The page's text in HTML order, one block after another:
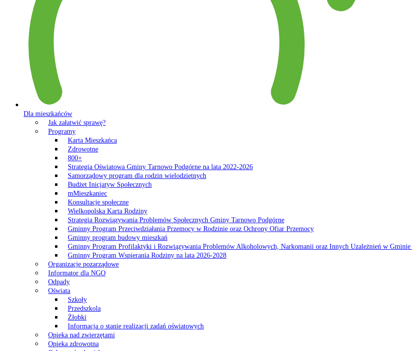
Dla mieszkańców
Jak załatwić sprawę?
Programy
Karta Mieszkańca
Zdrowotne
800+
Strategia Oświatowa Gminy Tarnowo Podgórne na lata 2022-2026
Samorządowy program dla rodzin wielodzietnych
Budżet Inicjatyw Społecznych
mMieszkaniec
Konsultacje społeczne
Wielkopolska Karta Rodziny
Strategia Rozwiązywania Problemów Społecznych Gminy Tarnowo Podgórne
Gminny Program Przeciwdziałania Przemocy w Rodzinie oraz Ochrony Ofiar Przemocy
Gminny program budowy mieszkań
Gminny Program Profilaktyki i Rozwiązywania Problemów Alkoholowych, Narkomanii oraz Innych Uzależnień w Gminie
Gminny Program Wspierania Rodziny na lata 2026-2028
Organizacje pozarządowe
Informator dla NGO
Odpady
Oświata
Szkoły
Przedszkola
Żłobki
Informacja o stanie realizacji zadań oświatowych
Opieka nad zwierzętami
Opieka zdrowotna